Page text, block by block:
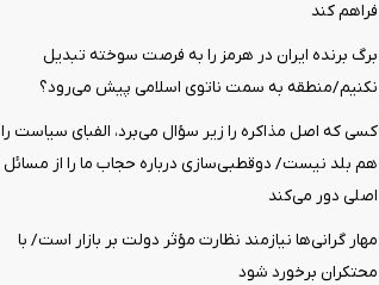
فراهم کند
برگ برنده ایران در هرمز را به فرصت سوخته تبدیل
نکنیم/منطقه به سمت ناتوی اسلامی پیش می‌رود؟
کسی که اصل مذاکره را زیر سؤال می‌برد، الفبای سیاست را
هم بلد نیست/ دوقطبی‌سازی درباره حجاب ما را از مسائل
اصلی دور می‌کند
مهار گرانی‌ها نیازمند نظارت مؤثر دولت بر بازار است/ با
محتکران برخورد شود